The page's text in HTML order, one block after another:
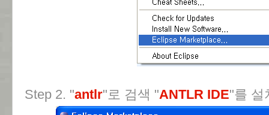
Step 2. "antlr"로 검색 "ANTLR IDE"를 설